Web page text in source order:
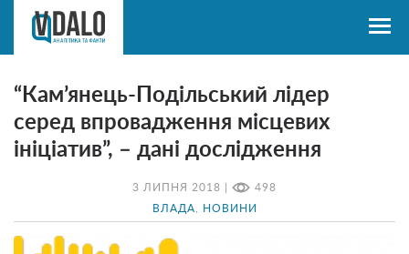
3 ЛИПНЯ 2018 | 498
ВЛАДА НОВИНИ
“Кам’янець-Подільський лідер
серед впровадження місцевих
ініціатив”, – дані дослідження